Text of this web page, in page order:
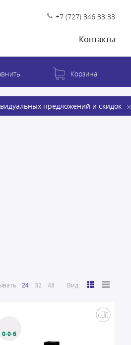
+7 (727) 346 33 33
Контакты
предложений и скидок
Корзина
24 32 48 Вид:
0·0·6